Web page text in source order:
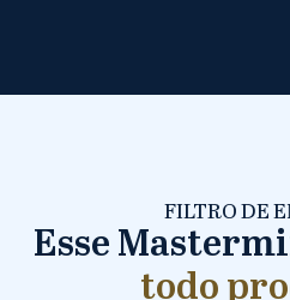
FILTRO DE
Esse
todo